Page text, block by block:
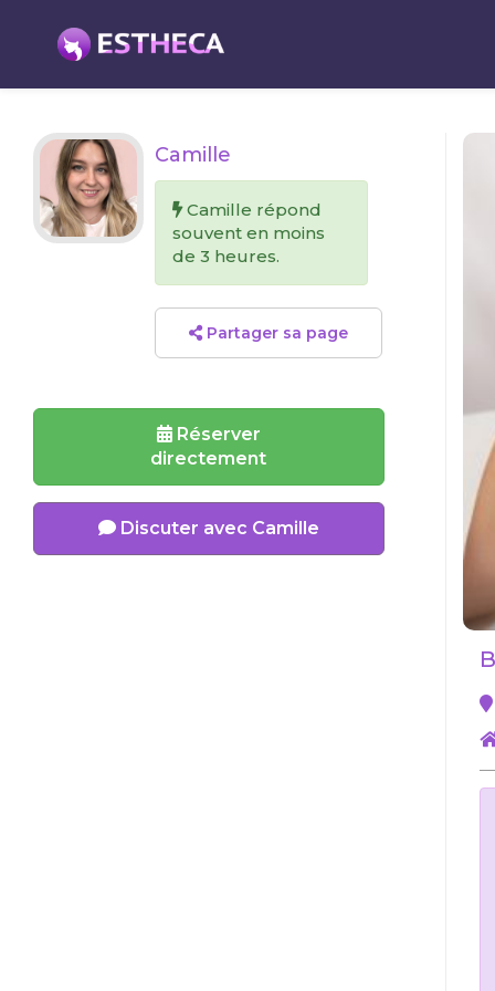
Camille
Camille répond
souvent en moins
de 3 heures.
Partager sa page
Réserver
directement
Discuter avec Camille